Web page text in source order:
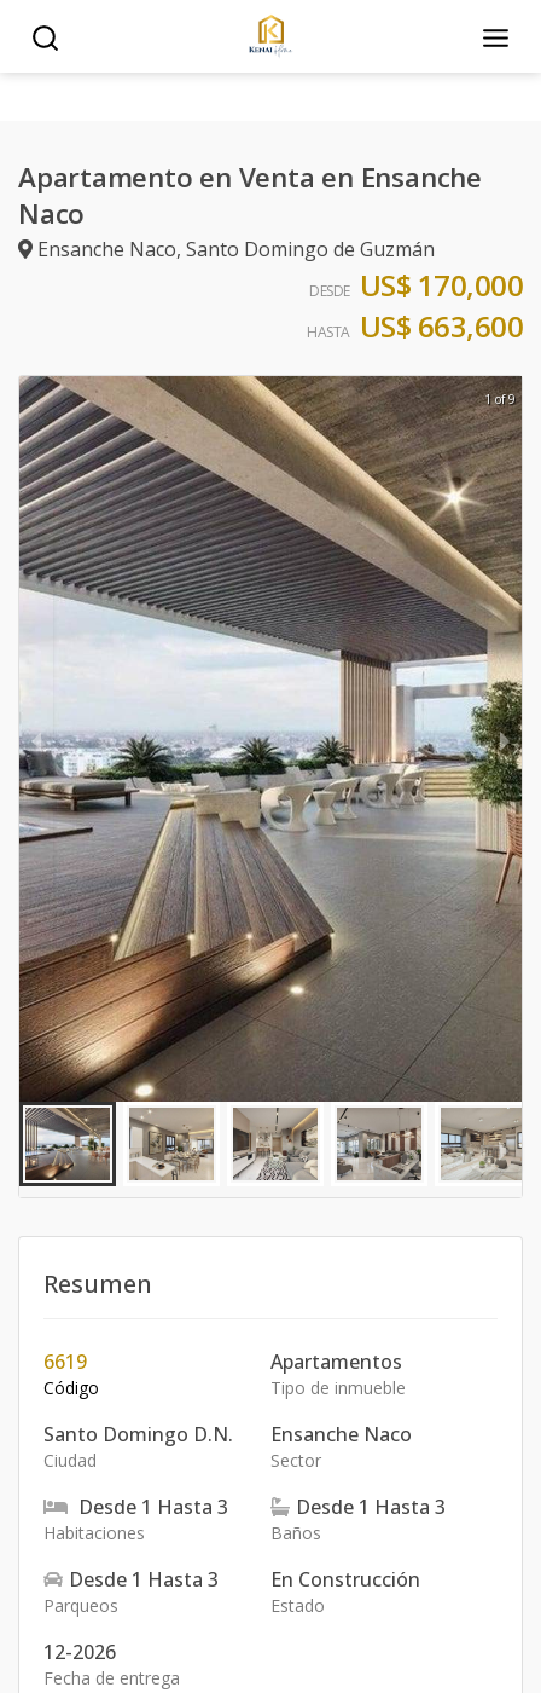
Apartamento en Venta en Ensanche
Naco
Ensanche Naco, Santo Domingo de Guzmán
DESDE US$ 170,000
HASTA US$ 663,600
1 of 9
Resumen
6619
Código
Apartamentos
Tipo de inmueble
Santo Domingo D.N.
Ciudad
Ensanche Naco
Sector
Desde 1 Hasta 3
Habitaciones
Desde 1 Hasta 3
Baños
Desde 1 Hasta 3
Parqueos
En Construcción
Estado
12-2026
Fecha de entrega